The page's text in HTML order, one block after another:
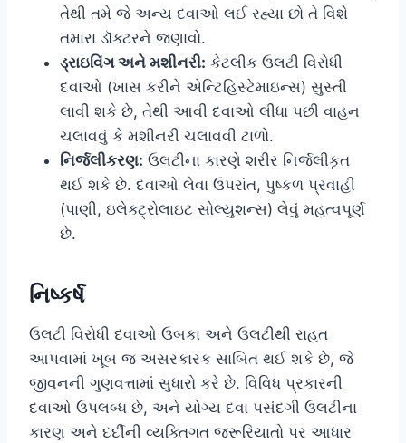
તેથી તમે જે અન્ય દવાઓ લઈ રહ્યા છો તે વિશે
તમારા ડૉક્ટરને જણાવો.
ડ્રાઇવિંગ અને મશીનરી: કેટલીક ઉલટી વિરોધી
દવાઓ (ખાસ કરીને એન્ટિહિસ્ટેમાઇન્સ) સુસ્તી
લાવી શકે છે, તેથી આવી દવાઓ લીધા પછી વાહન
ચલાવવું કે મશીનરી ચલાવવી ટાળો.
નિર્જલીકરણ: ઉલટીના કારણે શરીર નિર્જલીકૃત
થઈ શકે છે. દવાઓ લેવા ઉપરાંત, પુષ્કળ પ્રવાહી
(પાણી, ઇલેક્ટ્રોલાઇટ સોલ્યુશન્સ) લેવું મહત્વપૂર્ણ
છે.
નિષ્કર્ષ
ઉલટી વિરોધી દવાઓ ઉબકા અને ઉલટીથી રાહત
આપવામાં ખૂબ જ અસરકારક સાબિત થઈ શકે છે, જે
જીવનની ગુણવત્તામાં સુધારો કરે છે. વિવિધ પ્રકારની
દવાઓ ઉપલબ્ધ છે, અને યોગ્ય દવા પસંદગી ઉલટીના
કારણ અને દર્દીની વ્યક્તિગત જરૂરિયાતો પર આધાર